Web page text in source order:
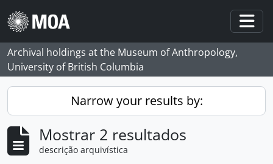
Skip to main content
Archival holdings at the Museum of Anthropology,
University of British Columbia
Narrow your results by:
Mostrar 2 resultados
descrição arquivística